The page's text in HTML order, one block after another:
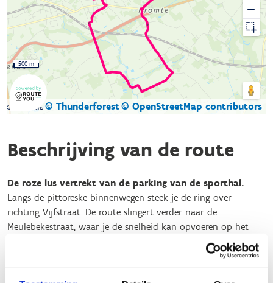
Kaartgegevens © Thunderforest© OpenStreetMap contributors
500 m
Beschrijving van de route
De roze lus vertrekt van de parking van de sporthal.
Langs de pittoreske binnenwegen steek je de ring over
richting Vijfstraat. De route slingert verder naar de
Meulebekestraat, waar je de snelheid kan opvoeren op het
rechte stuk. Langs de Fonteinestraat kan je even verpozen in
het park Broeders Maristen. Daarna gaat de route naar het
centrum van Pittem waar je een bezoekje kan brengen aan